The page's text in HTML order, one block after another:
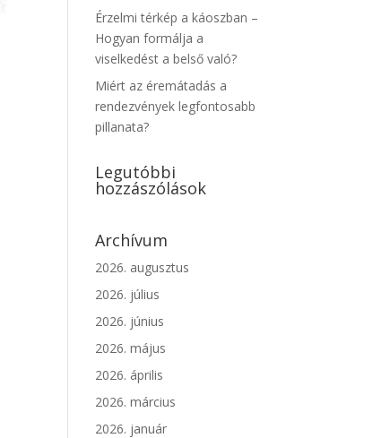
Érzelmi térkép a káoszban –
Hogyan formálja a
viselkedést a belső való?
Miért az éremátadás a
rendezvények legfontosabb
pillanata?
Legutóbbi
hozzászólások
Archívum
2026. augusztus
2026. július
2026. június
2026. május
2026. április
2026. március
2026. január